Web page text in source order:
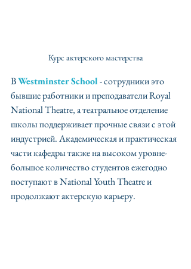
Курс актерского мастерства
В Westminster School - сотрудники это
бывшие работники и преподаватели Royal
National Theatre, а театральное отделение
школы поддерживает прочные связи с этой
индустрией. Академическая и практическая
части кафедры также на высоком уровне-
большое количество студентов ежегодно
поступают в National Youth Theatre и
продолжают актерскую карьеру.